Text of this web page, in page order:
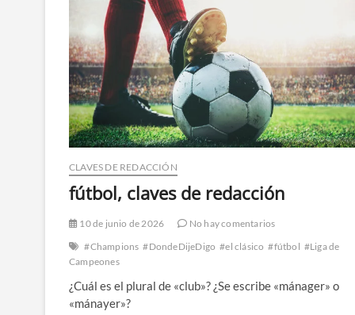
CLAVES DE REDACCIÓN
fútbol, claves de redacción
10 de junio de 2026
No hay comentarios
#Champions #DondeDijeDigo #el clásico #fútbol #Liga de
Campeones
¿Cuál es el plural de «club»? ¿Se escribe «mánager» o
«mánayer»?